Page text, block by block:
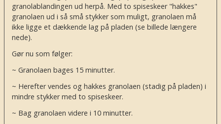
granolablandingen ud herpå. Med to spiseskeer "hakkes"
granolaen ud i så små stykker som muligt, granolaen må
ikke ligge et dækkende lag på pladen (se billede længere
nede).
Gør nu som følger:
~ Granolaen bages 15 minutter.
~ Herefter vendes og hakkes granolaen (stadig på pladen) i
mindre stykker med to spiseskeer.
~ Bag granolaen videre i 10 minutter.